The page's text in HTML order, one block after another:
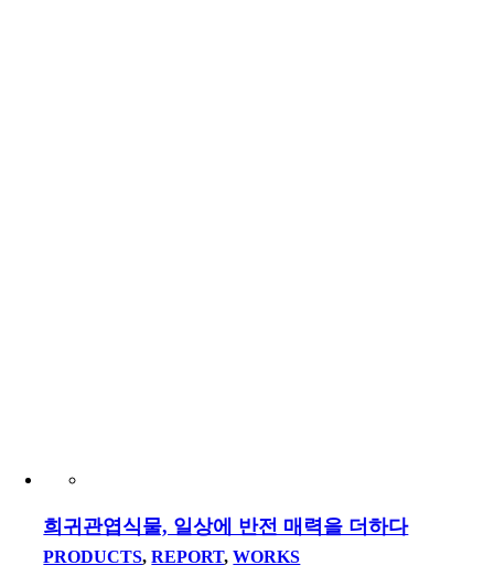
희귀관엽식물, 일상에 반전 매력을 더하다
PRODUCTS,REPORT,WORKS